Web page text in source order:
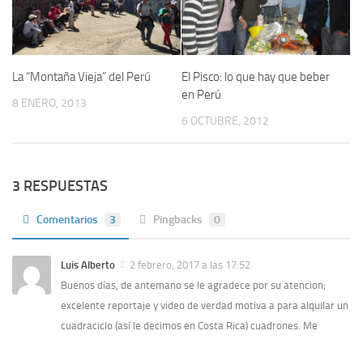
La “Montaña Vieja” del Perú
8 ENERO, 2013
El Pisco: lo que hay que beber
en Perú
6 OCTUBRE, 2012
3 RESPUESTAS
Comentarios 3 Pingbacks 0
Luis Alberto
2 febrero, 2017 a las 17:52
Buenos días, de antemano se le agradece por su atencion;
excelente reportaje y video de verdad motiva a para alquilar un
cuadraciclo (así le decimos en Costa Rica) cuadrones. Me